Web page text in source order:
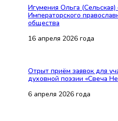
Игумения Ольга (Сельская)
Императорского
общества
16 апреля 2026 года
Отрыт приём заявок для
духовной поэзии «Свеча
6 апреля 2026 года